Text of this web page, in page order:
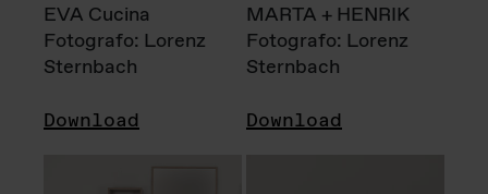
EVA Cucina
Fotografo: Lorenz
Sternbach
Download
MARTA + HENRIK
Fotografo: Lorenz
Sternbach
Download